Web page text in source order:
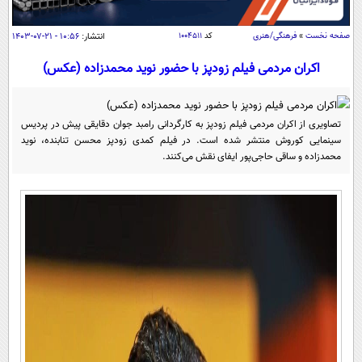
اقتصاد
اقتصادی
جامعه
حوادث
سلامت
بین الملل
سیاست خارجی
فرهنگ و هنر
فناوری و It
قرآن
باشگاه مغز
مجله تصویری سلاح
اقتصاد
سیاست
عصر ایران 2
خواندنی ها و دیدنی ها
داستان کوتاه
آموزش زبان
صفحه نخست » فرهنگی/هنری کد۱۰۰۴۵۱۱ انتشار: ۱۰:۵۶ - ۲۱-۰۷-۱۴۰۳
اکران مردمی فیلم زودپز با حضور نوید محمدزاده (عکس)
تصاویری از اکران مردمی فیلم زودپز به کارگردانی رامبد جوان دقایقی پیش در پردیس
سینمایی کوروش منتشر شده است. در فیلم کمدی زودپز محسن تنابنده، نوید
محمدزاده و ساقی حاجی‌پور ایفای نقش می‌کنند.